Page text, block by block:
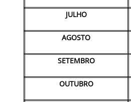
JULHO
AGOSTO
SETEMBRO
OUTUBRO